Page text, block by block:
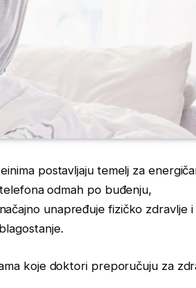
postavljaju temelj za
odmah po buđenju,
unapređuje fizičko zdravlje i
koje doktori preporučuju za